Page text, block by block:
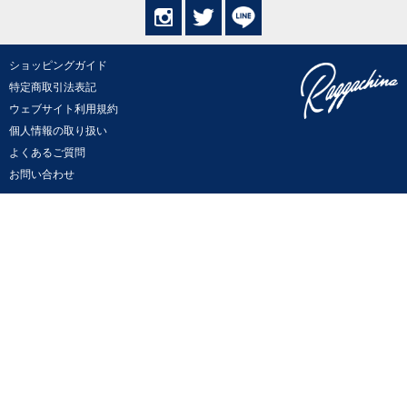
ショッピングガイド
特定商取引法表記
ウェブサイト利用規約
個人情報の取り扱い
よくあるご質問
お問い合わせ